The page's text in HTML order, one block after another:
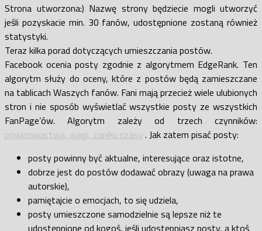
Strona utworzona:) Nazwę strony będziecie mogli utworzyć
jeśli pozyskacie min. 30 fanów, udostępnione zostaną również
statystyki.
Teraz kilka porad dotyczących umieszczania postów.
Facebook ocenia posty zgodnie z algorytmem EdgeRank. Ten
algorytm służy do oceny, które z postów będą zamieszczane
na tablicach Waszych fanów. Fani mają przecież wiele ulubionych
stron i nie sposób wyświetlać wszystkie posty ze wszystkich
FanPage’ów. Algorytm zależy od trzech czynników:
powinowactwa, wagi, zaniku czasu . Jak zatem pisać posty:
posty powinny być aktualne, interesujące oraz istotne,
dobrze jest do postów dodawać obrazy (uwaga na prawa
autorskie),
pamiętajcie o emocjach, to się udziela,
posty umieszczone samodzielnie są lepsze niż te
udostępnione od kogoś, jeśli udostępniasz posty, a ktoś